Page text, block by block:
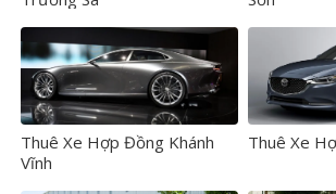
Thuê Xe Hợp Đồng Khánh
Vĩnh
Thuê Xe